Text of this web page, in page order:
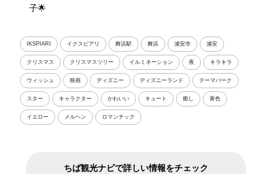
子🌟
IKSPIARI イクスピアリ 舞浜駅 舞浜 浦安市 浦安
クリスマス クリスマスツリー イルミネーション 夜 キラキラ
ウィッシュ 映画 ディズニー ディズニーランド テーマパーク
スター キャラクター かわいい キュート 癒し 黄色
イエロー メルヘン ロマンチック
ちば観光ナビで詳しい情報をチェック